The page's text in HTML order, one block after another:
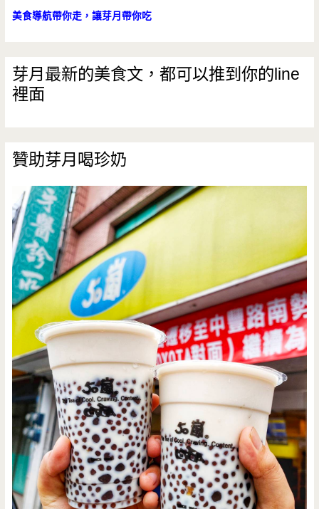
美食導航帶你走，讓芽月帶你吃
芽月最新的美食文，都可以推到你的line
裡面
贊助芽月喝珍奶